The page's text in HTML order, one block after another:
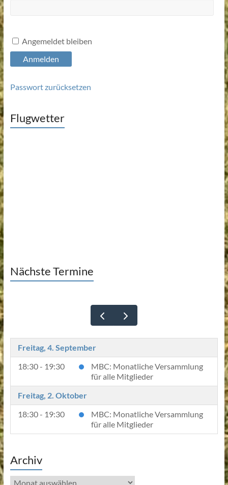
Angemeldet bleiben
Anmelden
Passwort zurücksetzen
Flugwetter
Nächste Termine
Freitag, 4. September
18:30 - 19:30
MBC: Monatliche Versammlung
für alle Mitglieder
Freitag, 2. Oktober
18:30 - 19:30
MBC: Monatliche Versammlung
für alle Mitglieder
Archiv
Archiv